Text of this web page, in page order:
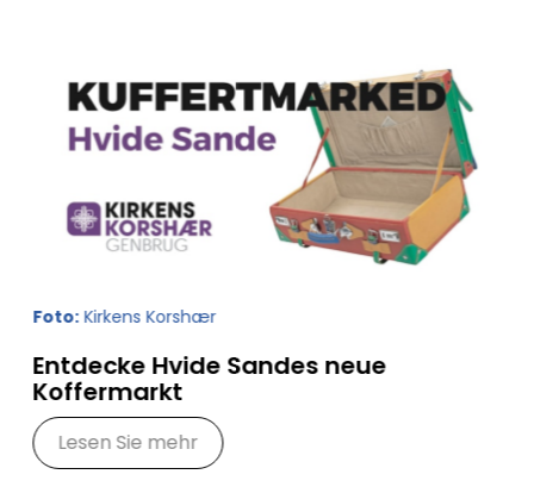
Foto:Kirkens Korshær
Entdecke Hvide Sandes neue
Koffermarkt
Lesen Sie mehr